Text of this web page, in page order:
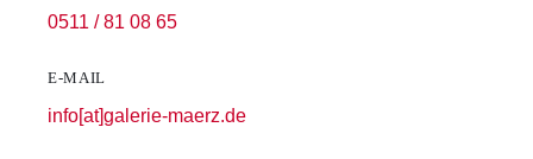
0511 / 81 08 65
E-MAIL
info[at]galerie-maerz.de